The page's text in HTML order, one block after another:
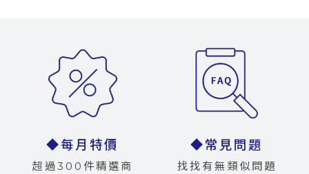
◆每月特價
超過300件精選商
◆常見問題
找找有無類似問題